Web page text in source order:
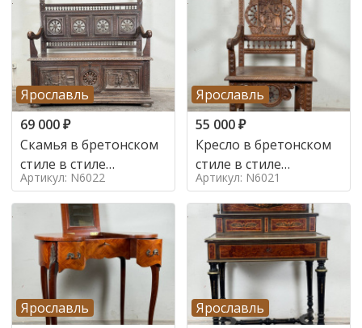
Ярославль
69 000₽
Скамья в бретонском
стиле в стиле
Артикул: N6022
Ярославль
55 000₽
Кресло в бретонском
стиле в стиле
Артикул: N6021
Ярославль
Ярославль